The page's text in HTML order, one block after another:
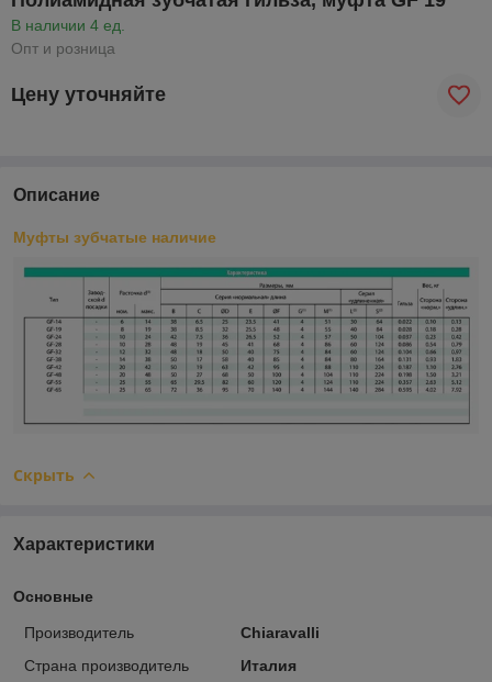
В наличии 4 ед.
Опт и розница
Цену уточняйте
Описание
Муфты зубчатые наличие
Скрыть
Характеристики
Основные
Производитель
Chiaravalli
Страна производитель
Италия